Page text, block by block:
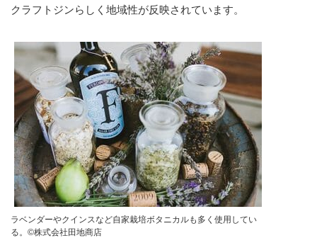
クラフトジンらしく地域性が反映されています。
ラベンダーやクインスなど自家栽培ボタニカルも多く使用してい
る。©︎株式会社田地商店